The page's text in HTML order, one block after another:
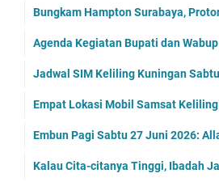
Bungkam Hampton Surabaya,
Agenda Kegiatan Bupati dan
Jadwal SIM Keliling Kuningan
Empat Lokasi Mobil Samsat
Embun Pagi Sabtu 27 Juni 2026:
Kalau Cita-citanya Tinggi, Ibadah